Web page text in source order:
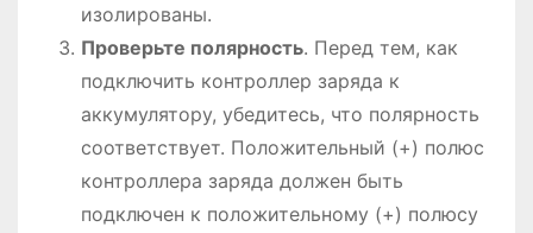
изолированы.
Проверьте полярность. Перед тем, как
подключить контроллер заряда к
аккумулятору, убедитесь, что полярность
соответствует. Положительный (+) полюс
контроллера заряда должен быть
подключен к положительному (+) полюсу